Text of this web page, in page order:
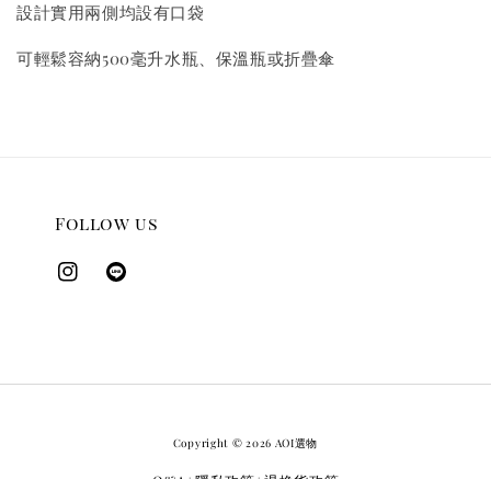
設計實用兩側均設有口袋
可輕鬆容納500毫升水瓶、保溫瓶或折疊傘
Follow us
Copyright © 2026 AOI選物